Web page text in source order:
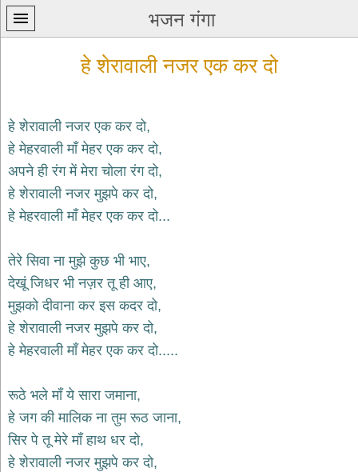
भजन गंगा
प्रथम
पन्ना
home
कृष्ण
bhajans
शिव
भजन
shiv
bhajans
हनुमान
hanuman
bhajans
साईं
भजन
sai
bhajans
हे शेरावाली नजर एक कर दो
हे शेरावाली नजर एक कर दो,
हे मेहरवाली माँ मेहर एक कर दो,
अपने ही रंग में मेरा चोला रंग दो,
हे शेरावाली नजर मुझपे कर दो,
हे मेहरवाली माँ मेहर एक कर दो...
तेरे सिवा ना मुझे कुछ भी भाए,
देखूं जिधर भी नज़र तू ही आए,
मुझको दीवाना कर इस कदर दो,
हे शेरावाली नजर मुझपे कर दो,
हे मेहरवाली माँ मेहर एक कर दो.....
रूठे भले माँ ये सारा जमाना,
हे जग की मालिक ना तुम रूठ जाना,
सिर पे तू मेरे माँ हाथ धर दो,
हे शेरावाली नजर मुझपे कर दो,